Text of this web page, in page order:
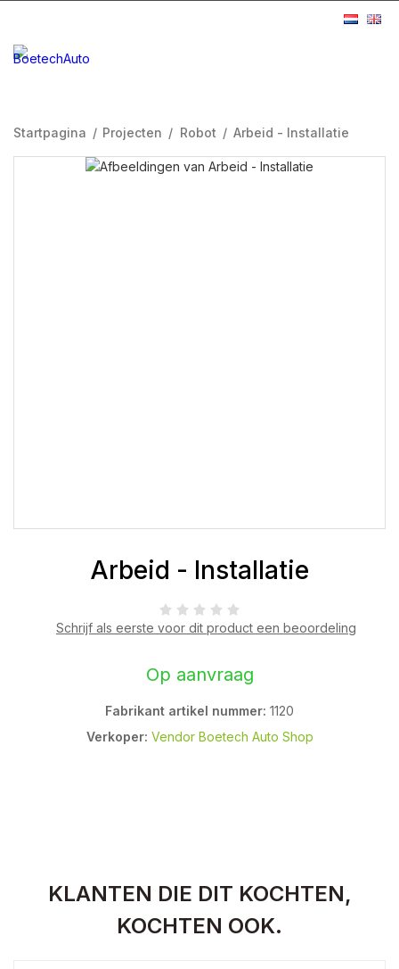
Startpagina / Projecten / Robot / Arbeid - Installatie
Arbeid - Installatie
Schrijf als eerste voor dit product een beoordeling
Op aanvraag
Fabrikant artikel nummer: 1120
Verkoper: Vendor Boetech Auto Shop
KLANTEN DIE DIT KOCHTEN,
KOCHTEN OOK.